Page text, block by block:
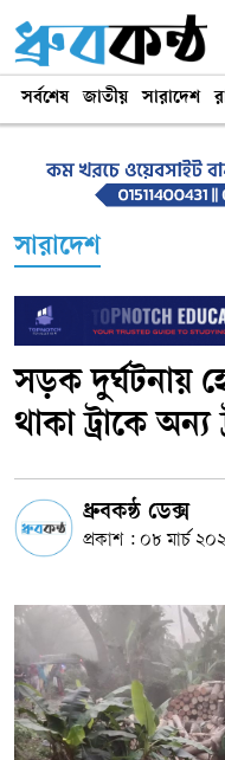
সর্বশেষ জাতীয় সারাদেশ
সারাদেশ
সড়ক দুর্ঘটনায়
থাকা ট্রাকে অন্য
ধ্রুবকন্ঠ ডেক্স
প্রকাশ : ০৮ মার্চ